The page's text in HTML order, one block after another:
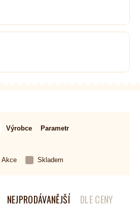
Výrobce Parametr
Akce Skladem
NEJPRODÁVANĚJŠÍ DLE CENY